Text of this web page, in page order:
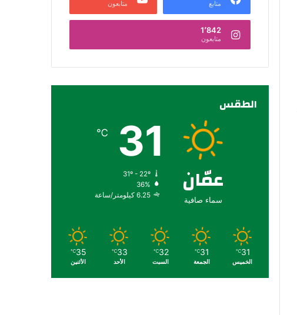
متابع متابعون
1٬842
متابعون
الطقس
عمّان
سماء صافية
31
℃
31º - 22º
36%
6.25 كيلومتر/ساعة
31
℃
الخميس
31
℃
الجمعة
32
℃
السبت
33
℃
الأحد
35
℃
الأثنين